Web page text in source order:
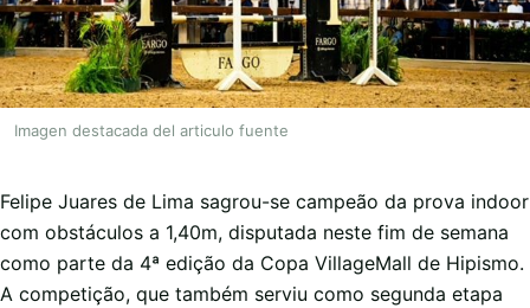
Imagen destacada del articulo fuente
Felipe Juares de Lima sagrou-se campeão da prova indoor
com obstáculos a 1,40m, disputada neste fim de semana
como parte da 4ª edição da Copa VillageMall de Hipismo.
A competição, que também serviu como segunda etapa